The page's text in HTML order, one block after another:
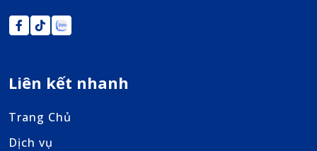
Liên kết nhanh
Trang Chủ
Dịch vụ